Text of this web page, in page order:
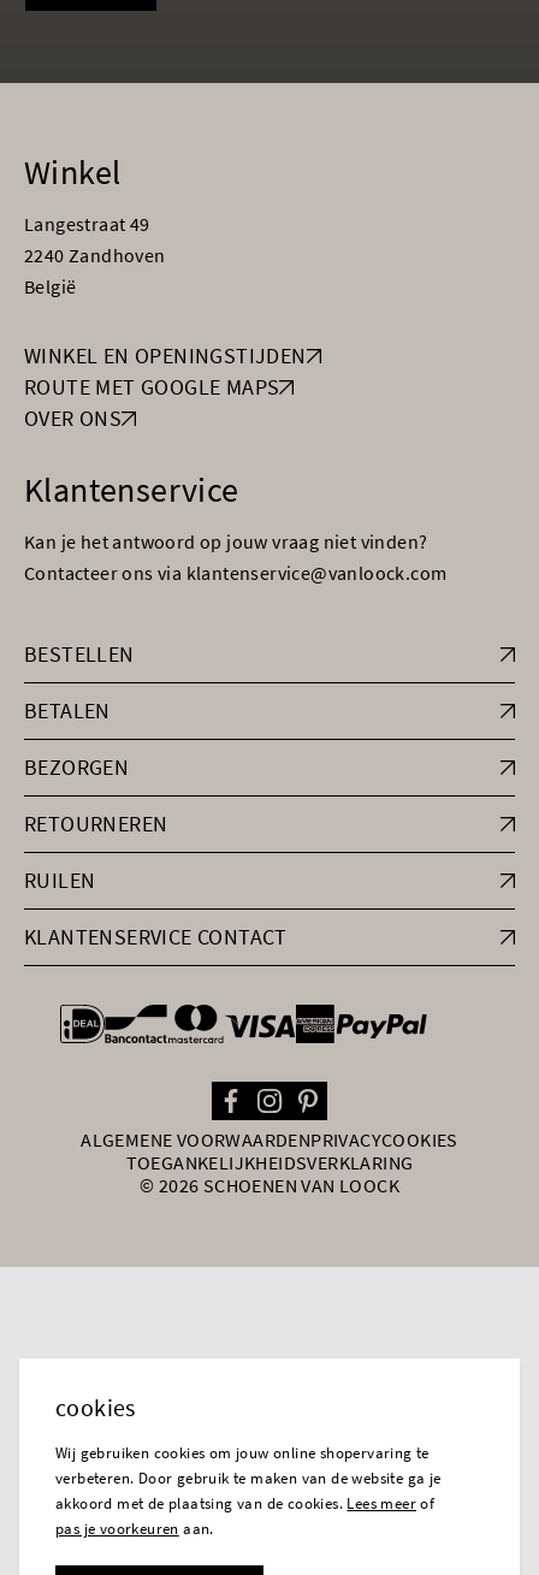
Winkel
Langestraat 49
2240 Zandhoven
België
WINKEL EN OPENINGSTIJDEN
ROUTE MET GOOGLE MAPS
OVER ONS
Klantenservice
Kan je het antwoord op jouw vraag niet vinden?
Contacteer ons via klantenservice@vanloock.com
BESTELLEN
BETALEN
BEZORGEN
RETOURNEREN
RUILEN
KLANTENSERVICE CONTACT
general.paymentOptions
ALGEMENE VOORWAARDENPRIVACYCOOKIES
TOEGANKELIJKHEIDSVERKLARING
© 2026 SCHOENEN VAN LOOCK
cookies
Wij gebruiken cookies om jouw online shopervaring te
verbeteren. Door gebruik te maken van de website ga je
akkoord met de plaatsing van de cookies. Lees meerof
pas je voorkeuren aan.